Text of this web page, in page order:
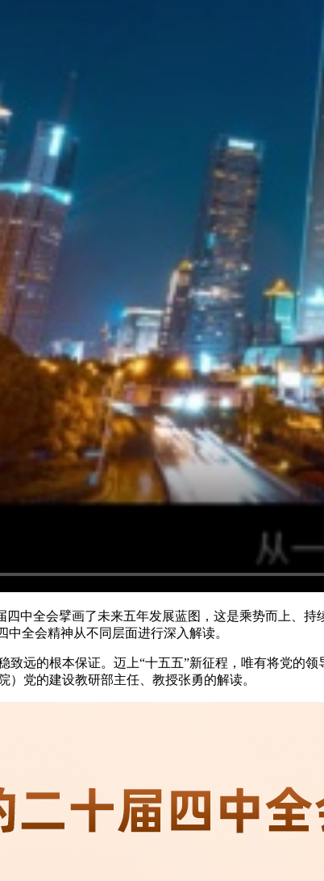
四中全会擘画了未来五年发展蓝图，这是乘势而上、
全会精神从不同层面进行深入解读。
致远的根本保证。迈上“十五五”新征程，唯有将党的
党的建设教研部主任、教授张勇的解读。